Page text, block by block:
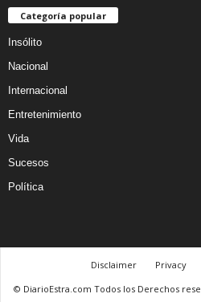
Categoría popular
Insólito
Nacional
Internacional
Entretenimiento
Vida
Sucesos
Política
Disclaimer Privacy
© DiarioEstra.com Todos los Derechos